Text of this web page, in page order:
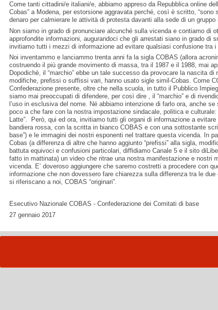
Come tanti cittadini/e italiani/e, abbiamo appreso da Repubblica online
Cobas” a Modena, per estorsione aggravata perché, così è scritto,
denaro per calmierare le attività di protesta davanti alla sede di un gruppo
Non siamo in grado di pronunciare alcunché sulla vicenda e contiamo di
approfondite informazioni, augurandoci che gli arrestati siano in grado di
invitiamo tutti i mezzi di informazione ad evitare qualsiasi confusione tra
Noi inventammo e lanciammo trenta anni fa la sigla COBAS (allora
costruendo il più grande movimento di massa, tra il 1987 e il 1988, mai
Dopodichè, il “marchio” ebbe un tale successo da provocare la nascita di
modifiche, prefissi o suffissi vari, hanno usato sigle simil-Cobas. Come
Confederazione presente, oltre che nella scuola, in tutto il Pubblico
siamo mai preoccupati di difendere, per così dire , il “marchio” e di
l’uso in esclusiva del nome. Né abbiamo intenzione di farlo ora, anche
poco a che fare con la nostra impostazione sindacale, politica e
Latte”. Però, qui ed ora, invitiamo tutti gli organi di informazione a
bandiera rossa, con la scritta in bianco COBAS e con una sottostante
base”) e le immagini dei nostri esponenti nel trattare questa vicenda. In
Cobas (a differenza di altre che hanno aggiunto “prefissi” alla sigla,
battuta equivoci e confusioni particolari, diffidiamo Canale 5 e il sito
fatto in mattinata) un video che ritrae una nostra manifestazione e nostri
vicenda. E’ doveroso aggiungere che saremo costretti a procedere con
informazione che non dovessero fare chiarezza sulla differenza tra le
si riferiscano a noi, COBAS “originari”.
Esecutivo Nazionale COBAS - Confederazione dei Comitati di base
27 gennaio 2017